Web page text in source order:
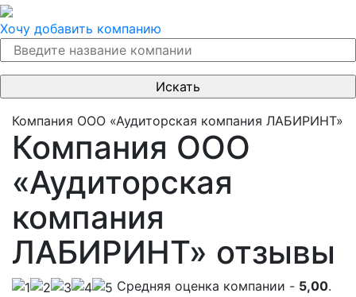
Хочу добавить компанию
Компания ООО «Аудиторская компания ЛАБИРИНТ»
Компания ООО
«Аудиторская
компания
ЛАБИРИНТ» отзывы
Cредняя оценка компании - 5,00.